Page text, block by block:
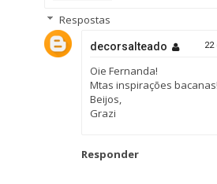
Respostas
decorsalteado 22
Oie Fernanda!
Mtas inspirações bacanas!
Beijos,
Grazi
Responder